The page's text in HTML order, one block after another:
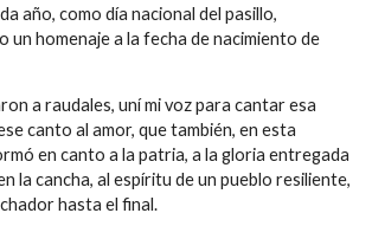
año, como día nacional del pasillo,
un homenaje a la fecha de nacimiento de
a raudales, uní mi voz para cantar esa
canto al amor, que también, en esta
en canto a la patria, a la gloria entregada
la cancha, al espíritu de un pueblo resiliente,
hasta el final.